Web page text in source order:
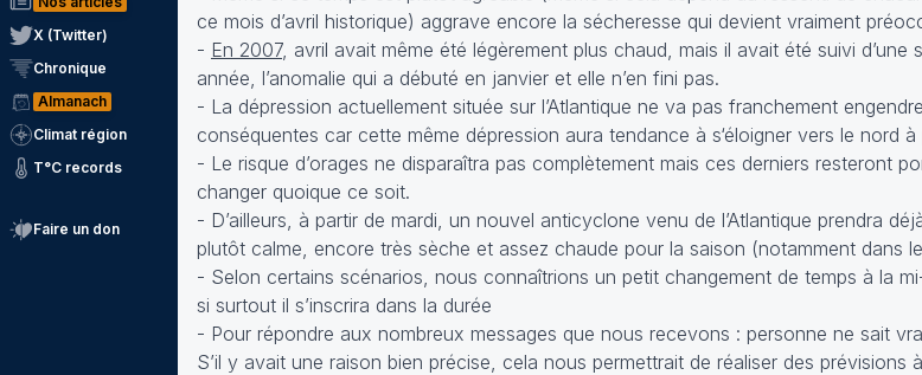
X (Twitter)
Chronique
Almanach
Climat région
T°C records
Faire un don
ce mois d’avril historique) aggrave encore la sécheresse qui devient vraiment
- En 2007, avril avait même été légèrement plus chaud, mais il avait été suivi d’une
année, l’anomalie qui a débuté en janvier et elle n’en fini pas.
- La dépression actuellement située sur l’Atlantique ne va pas franchement
conséquentes car cette même dépression aura tendance à s‘éloigner vers le nord
- Le risque d’orages ne disparaîtra pas complètement mais ces derniers resteront
changer quoique ce soit.
- D’ailleurs, à partir de mardi, un nouvel anticyclone venu de l’Atlantique prendra
plutôt calme, encore très sèche et assez chaude pour la saison (notamment dans
- Selon certains scénarios, nous connaîtrions un petit changement de temps à la
si surtout il s’inscrira dans la durée
- Pour répondre aux nombreux messages que nous recevons : personne ne sait
S’il y avait une raison bien précise, cela nous permettrait de réaliser des prévisions